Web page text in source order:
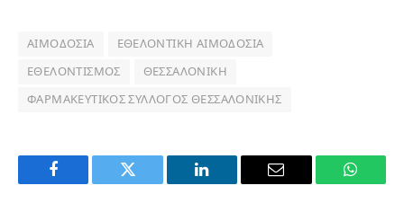
ΑΙΜΟΔΟΣΊΑ ΕΘΕΛΟΝΤΙΚΉ ΑΙΜΟΔΟΣΊΑ
ΕΘΕΛΟΝΤΙΣΜΌΣ ΘΕΣΣΑΛΟΝΊΚΗ
ΦΑΡΜΑΚΕΥΤΙΚΌΣ ΣΎΛΛΟΓΟΣ ΘΕΣΣΑΛΟΝΊΚΗΣ
Facebook Twitter LinkedIn Email